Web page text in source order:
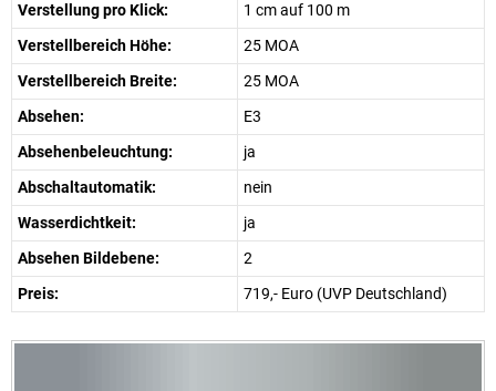
Verstellung pro Klick:
1 cm auf 100 m
Verstellbereich Höhe:
25 MOA
Verstellbereich Breite:
25 MOA
Absehen:
E3
Absehenbeleuchtung:
ja
Abschaltautomatik:
nein
Wasserdichtkeit:
ja
Absehen Bildebene:
2
Preis:
719,- Euro (UVP Deutschland)